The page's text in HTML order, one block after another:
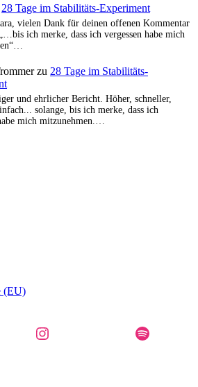
28 Tage im Stabilitäts-Experiment
vielen Dank für deinen offenen Kommentar
ich merke, dass ich vergessen habe mich
zu 28 Tage im Stabilitäts-
und ehrlicher Bericht. Höher, schneller,
solange, bis ich merke, dass ich
mich mitzunehmen.…
(EU)
Instagram Spotify